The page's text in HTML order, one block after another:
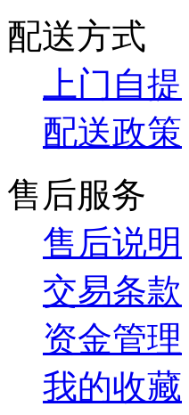
配送方式
上门自提
配送政策
售后服务
售后说明
交易条款
资金管理
我的收藏